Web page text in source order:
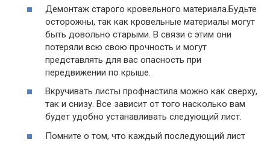
Демонтаж старого кровельного материала.Будьте
осторожны, так как кровельные материалы могут
быть довольно старыми. В связи с этим они
потеряли всю свою прочность и могут
представлять для вас опасность при
передвижении по крыше.
Вкручивать листы профнастила можно как сверху,
так и снизу. Все зависит от того насколько вам
будет удобно устанавливать следующий лист.
Помните о том, что каждый последующий лист